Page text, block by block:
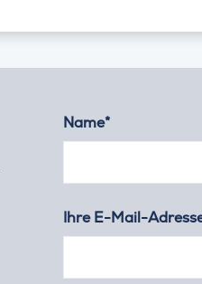
Name*
Ihre E-Mail-